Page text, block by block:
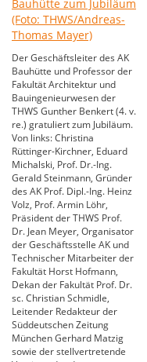
Der Geschäftsleiter des AK
Bauhütte und Professor der
Fakultät Architektur und
Bauingenieurwesen der
THWS Gunther Benkert (4. v.
re.) gratuliert zum Jubiläum.
Von links: Christina
Rüttinger-Kirchner, Eduard
Michalski, Prof. Dr.-Ing.
Gerald Steinmann, Gründer
des AK Prof. Dipl.-Ing. Heinz
Volz, Prof. Armin Löhr,
Präsident der THWS Prof.
Dr. Jean Meyer, Organisator
der Geschäftsstelle AK und
Technischer Mitarbeiter der
Fakultät Horst Hofmann,
Dekan der Fakultät Prof. Dr.
sc. Christian Schmidle,
Leitender Redakteur der
Süddeutschen Zeitung
München Gerhard Matzig
sowie der stellvertretende